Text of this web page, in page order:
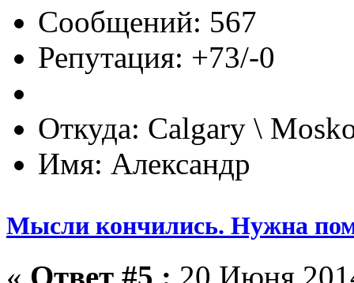
Сообщений: 567
Репутация: +73/-0
Откуда: Calgary \
Имя: Александр
Мысли кончились. Нужна
« Ответ #5 : 20 Июня